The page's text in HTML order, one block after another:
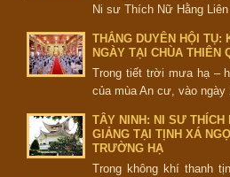
Ni sư Thích Nữ Hằng
THẮNG DUYÊN HỘI TỤ:
NGÀY TẠI CHÙA THIÊN
Trong tiết trời mưa hạ –
của mùa An cư, vào ngày
TÂY NINH: NI SƯ THÍCH
GIẢNG TẠI TỊNH XÁ
TRƯỜNG HẠ
Trong không khí thanh